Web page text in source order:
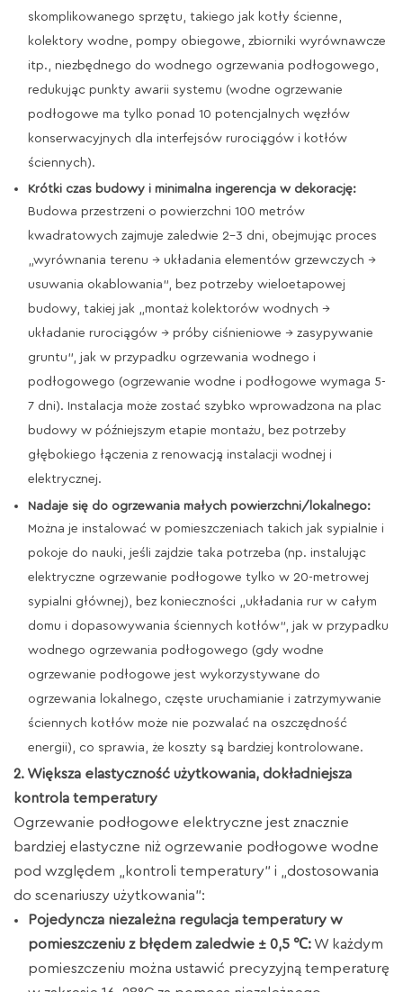
skomplikowanego sprzętu, takiego jak kotły ścienne,
kolektory wodne, pompy obiegowe, zbiorniki wyrównawcze
itp., niezbędnego do wodnego ogrzewania podłogowego,
redukując punkty awarii systemu (wodne ogrzewanie
podłogowe ma tylko ponad 10 potencjalnych węzłów
konserwacyjnych dla interfejsów rurociągów i kotłów
ściennych).
Krótki czas budowy i minimalna ingerencja w dekorację:
Budowa przestrzeni o powierzchni 100 metrów
kwadratowych zajmuje zaledwie 2-3 dni, obejmując proces
„wyrównania terenu → układania elementów grzewczych →
usuwania okablowania”, bez potrzeby wieloetapowej
budowy, takiej jak „montaż kolektorów wodnych →
układanie rurociągów → próby ciśnieniowe → zasypywanie
gruntu”, jak w przypadku ogrzewania wodnego i
podłogowego (ogrzewanie wodne i podłogowe wymaga 5-
7 dni). Instalacja może zostać szybko wprowadzona na plac
budowy w późniejszym etapie montażu, bez potrzeby
głębokiego łączenia z renowacją instalacji wodnej i
elektrycznej.
Nadaje się do ogrzewania małych powierzchni/lokalnego:
Można je instalować w pomieszczeniach takich jak sypialnie i
pokoje do nauki, jeśli zajdzie taka potrzeba (np. instalując
elektryczne ogrzewanie podłogowe tylko w 20-metrowej
sypialni głównej), bez konieczności „układania rur w całym
domu i dopasowywania ściennych kotłów”, jak w przypadku
wodnego ogrzewania podłogowego (gdy wodne
ogrzewanie podłogowe jest wykorzystywane do
ogrzewania lokalnego, częste uruchamianie i zatrzymywanie
ściennych kotłów może nie pozwalać na oszczędność
energii), co sprawia, że ​​koszty są bardziej kontrolowane.
2. Większa elastyczność użytkowania, dokładniejsza
kontrola temperatury
Ogrzewanie podłogowe elektryczne jest znacznie
bardziej elastyczne niż ogrzewanie podłogowe wodne
pod względem „kontroli temperatury” i „dostosowania
do scenariuszy użytkowania”:
Pojedyncza niezależna regulacja temperatury w
pomieszczeniu z błędem zaledwie ± 0,5 ℃: W każdym
pomieszczeniu można ustawić precyzyjną temperaturę